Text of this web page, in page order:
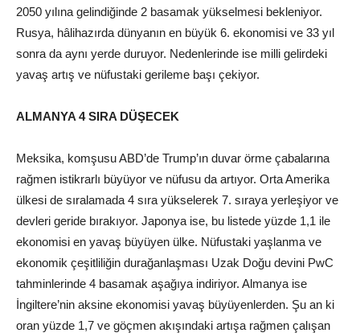
2050 yılına gelindiğinde 2 basamak yükselmesi bekleniyor.
Rusya, hâlihazırda dünyanın en büyük 6. ekonomisi ve 33 yıl
sonra da aynı yerde duruyor. Nedenlerinde ise milli gelirdeki
yavaş artış ve nüfustaki gerileme başı çekiyor.
ALMANYA 4 SIRA DÜŞECEK
Meksika, komşusu ABD’de Trump’ın duvar örme çabalarına
rağmen istikrarlı büyüyor ve nüfusu da artıyor. Orta Amerika
ülkesi de sıralamada 4 sıra yükselerek 7. sıraya yerleşiyor ve
devleri geride bırakıyor. Japonya ise, bu listede yüzde 1,1 ile
ekonomisi en yavaş büyüyen ülke. Nüfustaki yaşlanma ve
ekonomik çeşitliliğin durağanlaşması Uzak Doğu devini PwC
tahminlerinde 4 basamak aşağıya indiriyor. Almanya ise
İngiltere’nin aksine ekonomisi yavaş büyüyenlerden. Şu an ki
oran yüzde 1,7 ve göçmen akışındaki artışa rağmen çalışan